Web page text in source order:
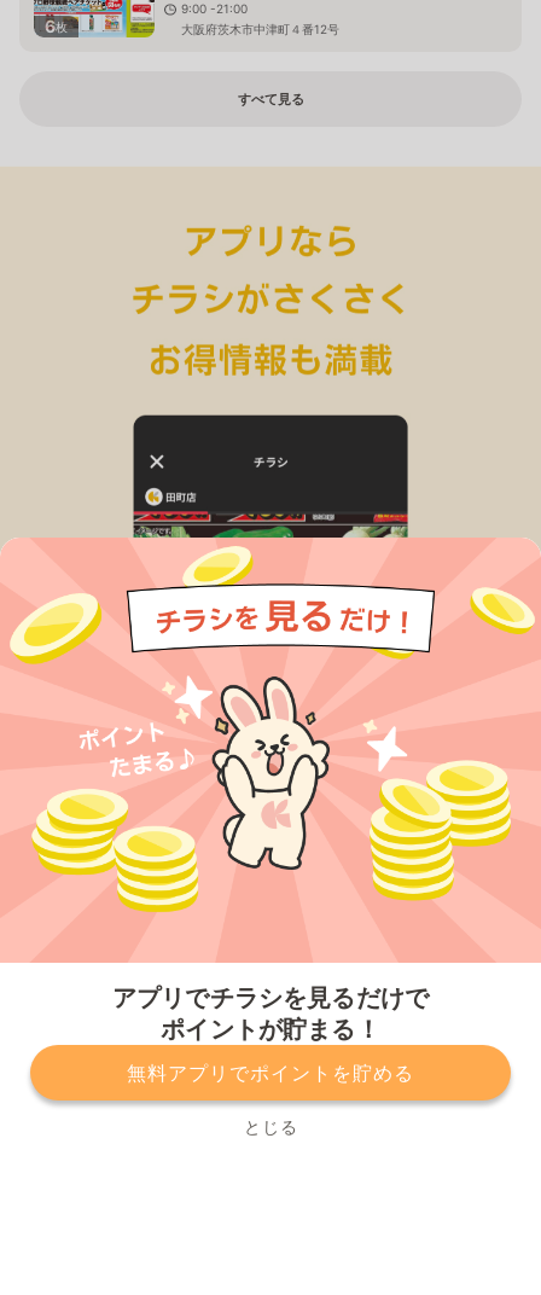
アプリでチラシを見るだけで
ポイントが貯まる！
無料アプリでポイントを貯める
とじる
6枚
9:00 -21:00
大阪府茨木市中津町４番12号
すべて見る
プライバシーポリシー 利用規約
運営会社
サービスに関してのお問い合わせ